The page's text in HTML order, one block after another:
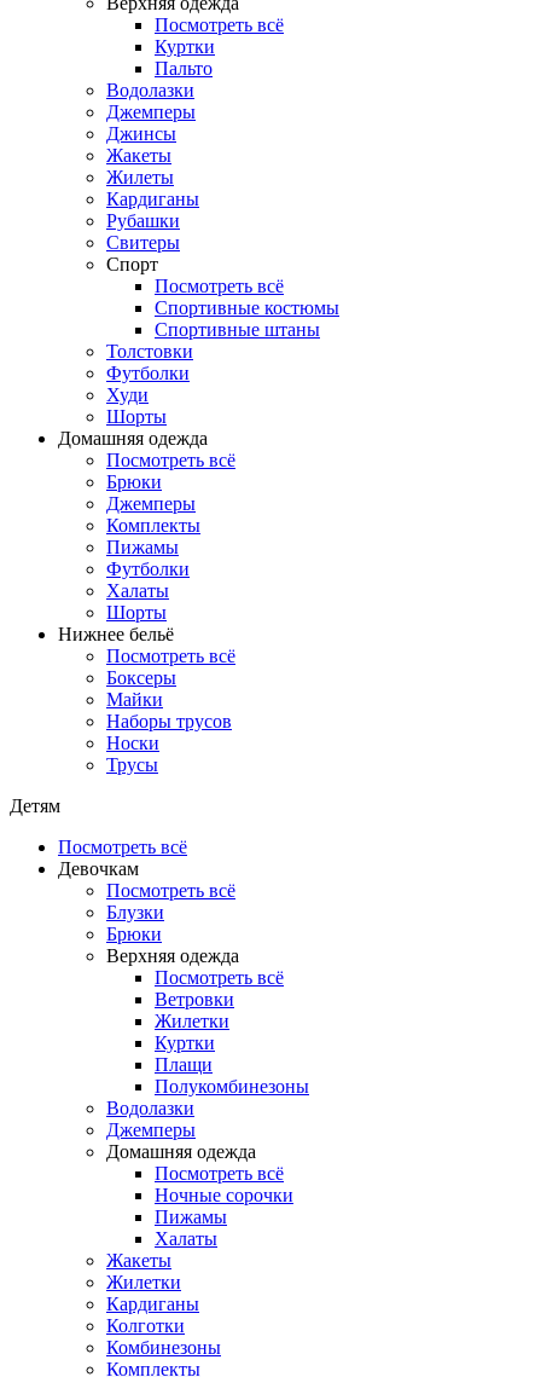
Посмотреть всё
Куртки
Пальто
Водолазки
Джемперы
Джинсы
Жакеты
Жилеты
Кардиганы
Рубашки
Свитеры
Спорт
Посмотреть всё
Спортивные костюмы
Спортивные штаны
Толстовки
Футболки
Худи
Шорты
Домашняя одежда
Посмотреть всё
Брюки
Джемперы
Комплекты
Пижамы
Футболки
Халаты
Шорты
Нижнее бельё
Посмотреть всё
Боксеры
Майки
Наборы трусов
Носки
Трусы
Детям
Посмотреть всё
Девочкам
Посмотреть всё
Блузки
Брюки
Верхняя одежда
Посмотреть всё
Ветровки
Жилетки
Куртки
Плащи
Полукомбинезоны
Водолазки
Джемперы
Домашняя одежда
Посмотреть всё
Ночные сорочки
Пижамы
Халаты
Жакеты
Жилетки
Кардиганы
Колготки
Комбинезоны
Комплекты